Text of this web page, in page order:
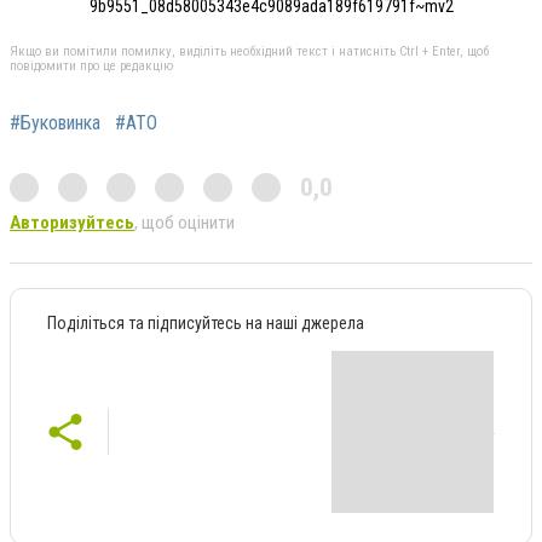
9b9551_08d58005343e4c9089ada189f619791f~mv2
Якщо ви помітили помилку, виділіть необхідний текст і натисніть Ctrl + Enter, щоб
повідомити про це редакцію
#Буковинка #АТО
0,0
Авторизуйтесь, щоб оцінити
Поділіться та підписуйтесь на наші джерела